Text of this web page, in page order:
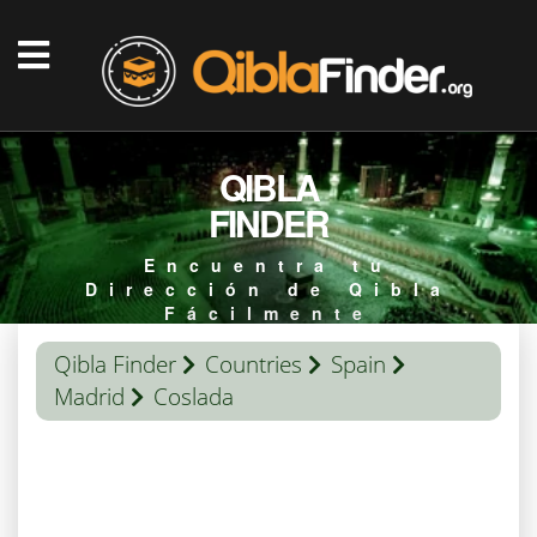
QIBLA
FINDER
Encuentra tu
Dirección de Qibla
Fácilmente
Qibla Finder Countries
Spain
Madrid
Coslada